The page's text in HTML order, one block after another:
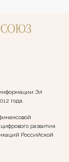
Эл
года.
развития,
Российской